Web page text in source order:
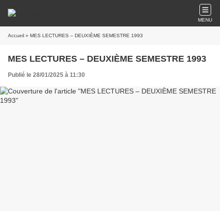
MENU
Accueil » MES LECTURES – DEUXIÈME SEMESTRE 1993
MES LECTURES – DEUXIÈME SEMESTRE 1993
Publié le 28/01/2025 à 11:30